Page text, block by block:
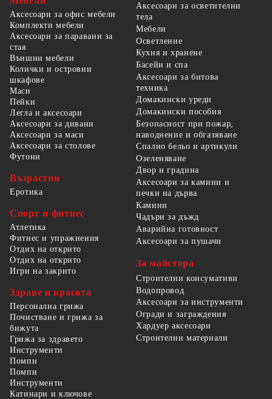
Аксесоари за офис мебели
Комплекти мебели
Аксесоари за паравани за
стая
Външни мебели
Колички и островни
шкафове
Маси
Пейки
Легла и аксесоари
Аксесоари за дивани
Аксесоари за маси
Аксесоари за столове
Футони
Възрастни
Еротика
Спорт и фитнес
Атлетика
Фитнес и упражнения
Отдих на открито
Отдих на открито
Игри на закрито
Здраве и красота
Персонална грижа
Почистване и грижа за
бижута
Грижа за здравето
Аксесоари за осветителни
тела
Мебели
Осветление
Кухня и хранене
Басейн и спа
Аксесоари за битова
техника
Домакински уреди
Домакински пособия
Безопасност при пожар,
наводнение и обгазяване
Спално бельо и артикули
Озеленяване
Двор и градина
Аксесоари за камини и
печки на дърва
Камини
Чадъри за дъжд
Аварийна готовност
Аксесоари за пушачи
За майстора
Строителни консумативи
Водопровод
Аксесоари за инструменти
Огради и заграждения
Хардуер аксесоари
Строителни материали
Инструменти
Помпи
Помпи
Инструменти
Катинари и ключове